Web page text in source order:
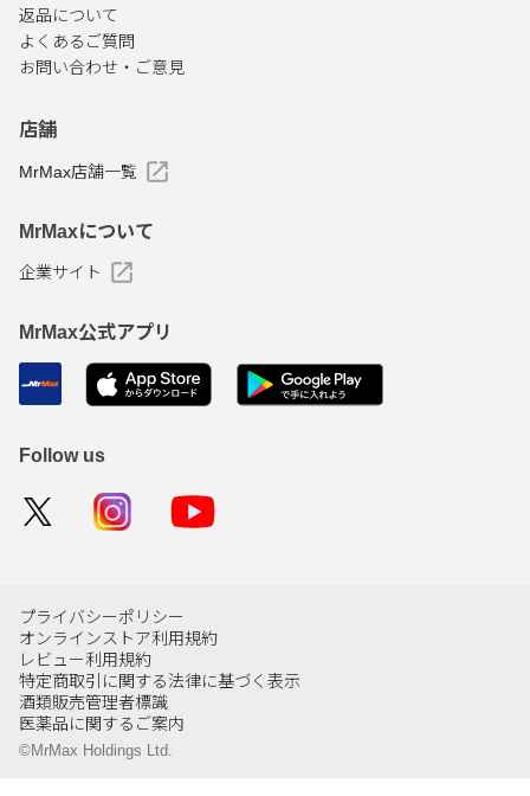
返品について
よくあるご質問
お問い合わせ・ご意見
店舗
MrMax店舗一覧
MrMaxについて
企業サイト
MrMax公式アプリ
Follow us
プライバシーポリシー
オンラインストア利用規約
レビュー利用規約
特定商取引に関する法律に基づく表示
酒類販売管理者標識
医薬品に関するご案内
©MrMax Holdings Ltd.